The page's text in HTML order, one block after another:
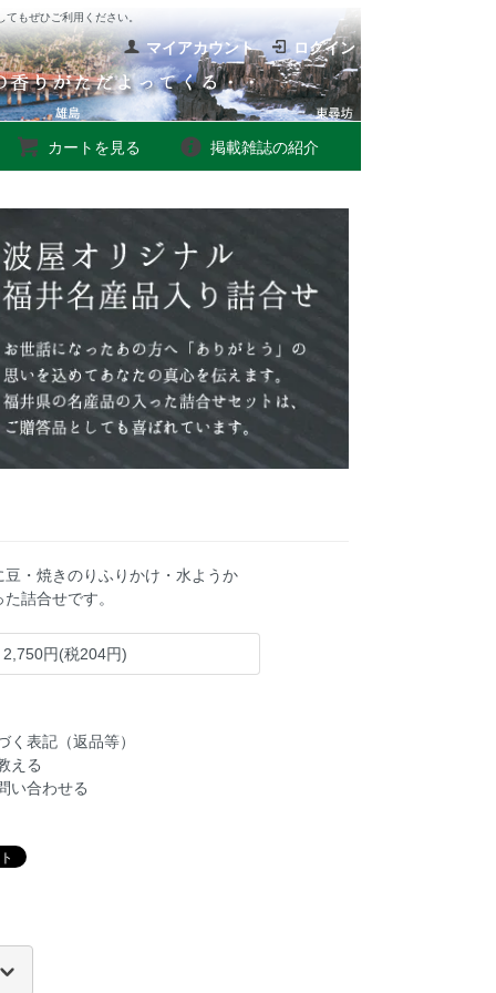
もぜひご利用ください。
マイアカウント ログイン
カートを見る 掲載雑誌の紹介
・焼きのりふりかけ・水ようか
詰合せです。
2,750円(税204円)
く表記（返品等）
える
い合わせる